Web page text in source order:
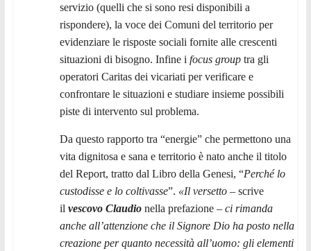
servizio (quelli che si sono resi disponibili a
rispondere), la voce dei Comuni del territorio per
evidenziare le risposte sociali fornite alle crescenti
situazioni di bisogno. Infine i focus grouptra gli
operatori Caritas dei vicariati per verificare e
confrontare le situazioni e studiare insieme possibili
piste di intervento sul problema.
Da questo rapporto tra “energie” che permettono una
vita dignitosa e sana e territorio è nato anche il titolo
del Report, tratto dal Libro della Genesi, “Perché lo
custodisse e lo coltivasse”. «Il versetto– scrive
il vescovo Claudionella prefazione – ci rimanda
anche all’attenzione che il Signore Dio ha posto nella
creazione per quanto necessità all’uomo: gli elementi